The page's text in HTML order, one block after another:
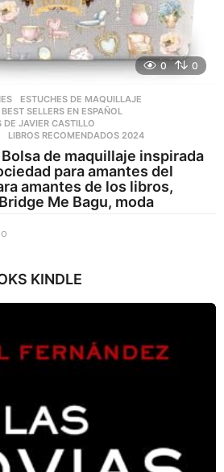
0 0
,ESTUCHES DE MAQUILLAJE
BEST SELLERS EN ESPAÑOL
DE JAVIER CASTILLO
,LIBROS RECOMENDADOS 2024
Bolsa de maquillaje inspirada
para amantes del
amantes de los libros,
Me Bagu, moda
o
KINDLE